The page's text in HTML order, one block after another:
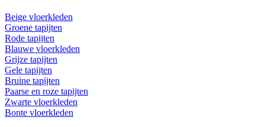
Beige vloerkleden
Groene tapijten
Rode tapijten
Blauwe vloerkleden
Grijze tapijten
Gele tapijten
Bruine tapijten
Paarse en roze tapijten
Zwarte vloerkleden
Bonte vloerkleden